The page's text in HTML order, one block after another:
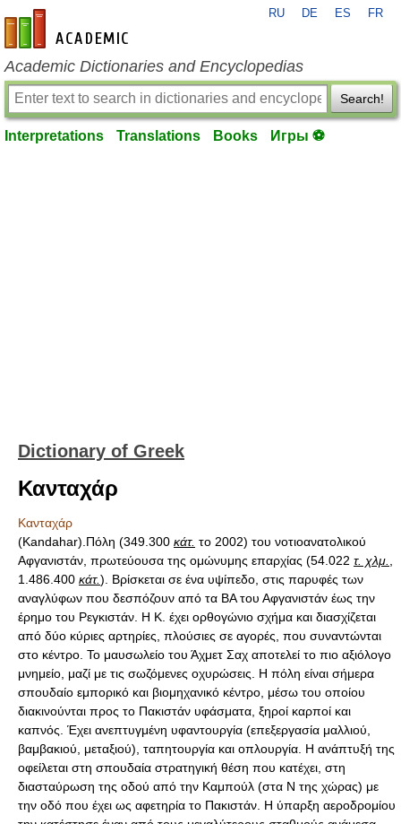
en-academic.com
RU DE ES FR
Academic Dictionaries and Encyclopedias
Search!
Interpretations Translations Books Игры ⚽
Dictionary of Greek
Κανταχάρ
Κανταχάρ
(Kandahar).Πόλη (349.300 κάτ. το 2002) του νοτιοανατολικού
Αφγανιστάν, πρωτεύουσα της ομώνυμης επαρχίας (54.022 τ. χλμ.
1.486.400 κάτ.). Βρίσκεται σε ένα υψίπεδο, στις παρυφές των
αναγλύφων που δεσπόζουν από τα ΒΑ του Αφγανιστάν έως την
έρημο του Ρεγκιστάν. Η Κ. έχει ορθογώνιο σχήμα και διασχίζεται
από δύο κύριες αρτηρίες, πλούσιες σε αγορές, που συναντώνται
στο κέντρο. Το μαυσωλείο του Άχμετ Σαχ αποτελεί το πιο αξιόλογο
μνημείο, μαζί με τις σωζόμενες οχυρώσεις. Η πόλη είναι σήμερα
σπουδαίο εμπορικό και βιομηχανικό κέντρο, μέσω του οποίου
διακινούνται προς το Πακιστάν υφάσματα, ξηροί καρποί και
καπνός. Έχει ανεπτυγμένη υφαντουργία (επεξεργασία μαλλιού,
βαμβακιού, μεταξιού), ταπητουργία και οπλουργία. Η ανάπτυξή της
οφείλεται στη σπουδαία στρατηγική θέση που κατέχει, στη
διασταύρωση της οδού από την Καμπούλ (στα Ν της χώρας) με
την οδό που έχει ως αφετηρία το Πακιστάν. Η ύπαρξη αεροδρομίου